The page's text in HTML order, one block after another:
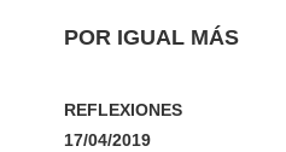
POR IGUAL MÁS
REFLEXIONES
17/04/2019